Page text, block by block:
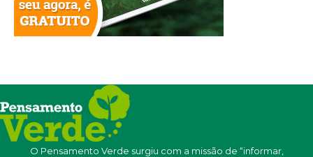
O Pensamento Verde surgiu com a missão de “informar,